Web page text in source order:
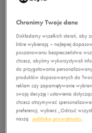
Chronimy Twoje dane
Dokładamy wszelkich starań, aby
które wybierają – najlepiej
poszanowaniu bezpieczeństwa
chcesz, abyśmy wykorzystywali
do przygotowania
produktów dopasowanych do
reklam czy zapamiętywanie
swoją decyzję i ustawienia
chcesz otrzymywać
preferencji, wybierz „Odrzuć
naszą
politykę prywatności.